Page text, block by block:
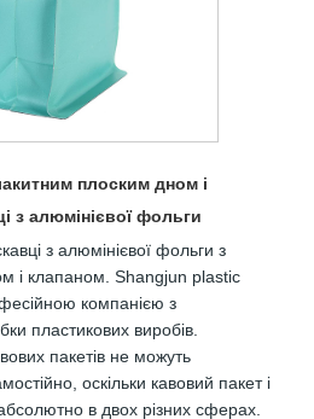
плоским дном і
з алюмінієвої фольги
з алюмінієвої фольги з
і клапаном. Shangjun plastic
компанією з
пластикових виробів.
пакетів не можуть
оскільки кавовий пакет і
в двох різних сферах.